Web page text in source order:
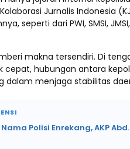
Jurnalis Indonesia
seperti dari PWI, SMSI, JMSI,
makna tersendiri. Di
cepat, hubungan antara
dalam menjaga stabilitas
Polisi Enrekang, AKP